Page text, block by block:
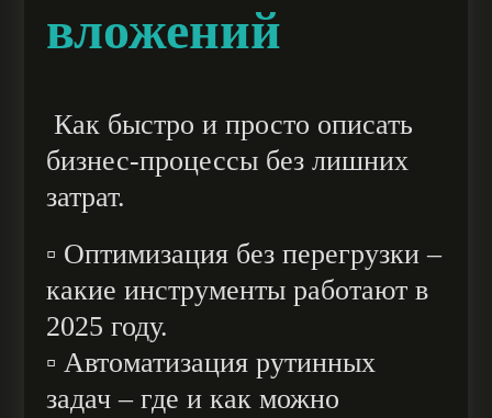
вложений
Как быстро и просто описать
бизнес-процессы без лишних
затрат.
▫️ Оптимизация без перегрузки –
какие инструменты работают в
2025 году.
▫️ Автоматизация рутинных
задач – где и как можно